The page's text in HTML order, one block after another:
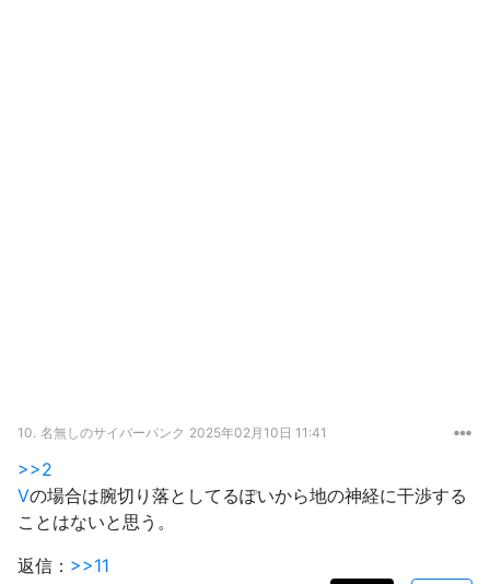
10. 名無しのサイバーパンク 2025年02月10日 11:41
>>2
Vの場合は腕切り落としてるぽいから地の神経に干渉する
ことはないと思う。
返信： >>11